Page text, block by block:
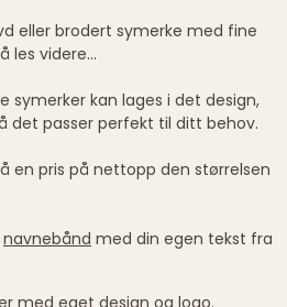
eller brodert symerke med fine
les videre...
symerker kan lages i det design,
det passer perfekt til ditt behov.
en pris på nettopp den størrelsen
navnebånd med din egen tekst fra
med eget design og logo.